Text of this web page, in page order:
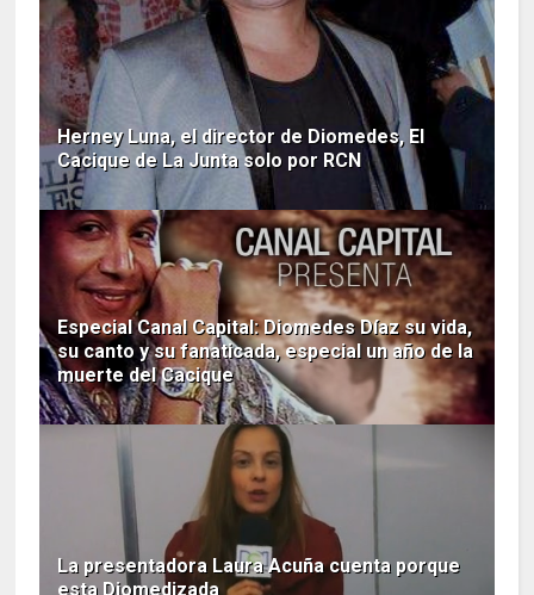
Herney Luna, el director de Diomedes, El
Cacique de La Junta solo por RCN
Especial Canal Capital: Diomedes Díaz su vida,
su canto y su fanaticada, especial un año de la
muerte del Cacique
La presentadora Laura Acuña cuenta porque
esta Diomedizada